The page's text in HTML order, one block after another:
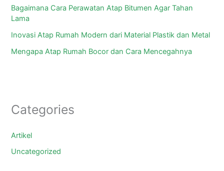
Bagaimana Cara Perawatan Atap Bitumen Agar Tahan
Lama
Inovasi Atap Rumah Modern dari Material Plastik dan Metal
Mengapa Atap Rumah Bocor dan Cara Mencegahnya
Categories
Artikel
Uncategorized